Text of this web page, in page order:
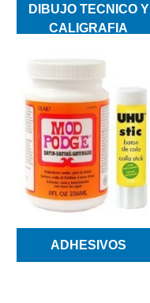
DIBUJO TECNICO Y
CALIGRAFIA
ADHESIVOS